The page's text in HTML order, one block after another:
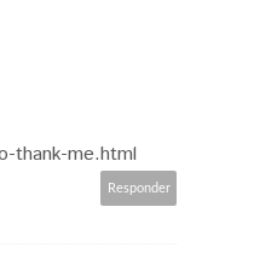
thank-me.html
Responder